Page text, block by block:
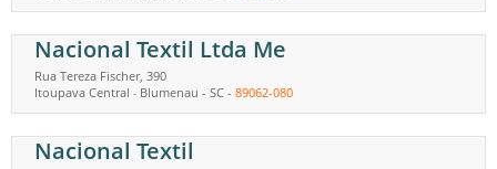
Nacional Textil Ltda Me
Rua Tereza Fischer, 390
Itoupava Central - Blumenau - SC - 89062-080
Nacional Textil